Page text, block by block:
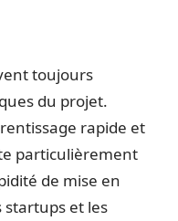
toujours
du projet.
rapide et
particulièrement
de mise en
et les